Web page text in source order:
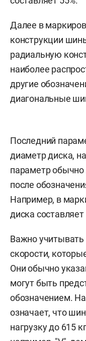
Далее в
конструкции
радиальную
наиболее
другие
диагональные
Последний
диаметр диска,
параметр
после
Например, в
диска
Важно
скорости,
Они обычно
могут быть
обозначением.
означает, что
нагрузку до 615